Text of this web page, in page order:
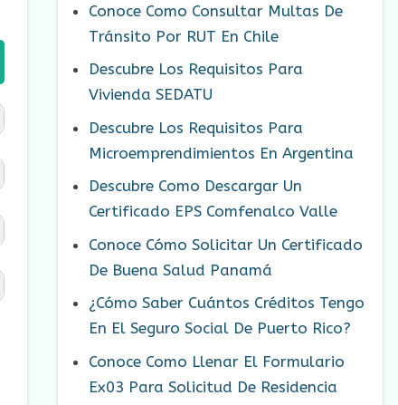
Conoce Como Consultar Multas De
Tránsito Por RUT En Chile
Descubre Los Requisitos Para
Vivienda SEDATU
Descubre Los Requisitos Para
Microemprendimientos En Argentina
Descubre Como Descargar Un
Certificado EPS Comfenalco Valle
Conoce Cómo Solicitar Un Certificado
De Buena Salud Panamá
¿Cómo Saber Cuántos Créditos Tengo
En El Seguro Social De Puerto Rico?
Conoce Como Llenar El Formulario
Ex03 Para Solicitud De Residencia